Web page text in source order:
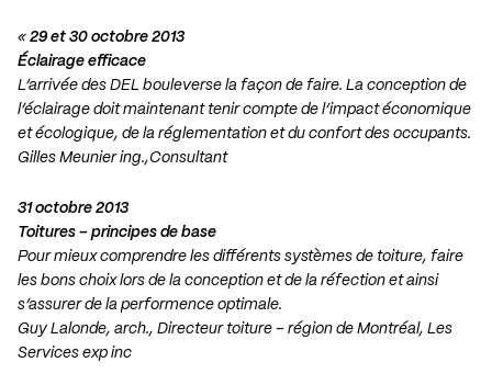
« 29 et 30 octobre 2013
Éclairage efficace
L’arrivée des DEL bouleverse la façon de faire. La conception de
l’éclairage doit maintenant tenir compte de l’impact économique
et écologique, de la réglementation et du confort des occupants.
Gilles Meunier ing.,Consultant
31 octobre 2013
Toitures – principes de base
Pour mieux comprendre les différents systèmes de toiture, faire
les bons choix lors de la conception et de la réfection et ainsi
s’assurer de la performence optimale.
Guy Lalonde, arch., Directeur toiture – région de Montréal, Les
Services exp inc